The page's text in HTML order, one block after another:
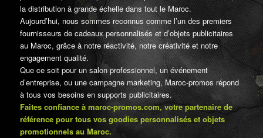
la distribution à grande échelle dans tout le Maroc.
Aujourd’hui, nous sommes reconnus comme l’un des premiers
fournisseurs de cadeaux personnalisés et d’objets publicitaires
au Maroc, grâce à notre réactivité, notre créativité et notre
engagement qualité.
Que ce soit pour un salon professionnel, un événement
d’entreprise, ou une campagne marketing, Maroc-promos répond
à tous vos besoins en supports publicitaires.
Faites confiance à maroc-promos.com, votre partenaire de
référence pour tous vos goodies personnalisés et objets
promotionnels au Maroc.